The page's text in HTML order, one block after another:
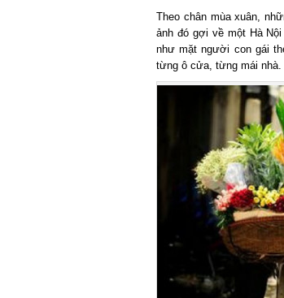
Theo chân mùa xuân,
ảnh đó gợi về một Hà
như mặt người con gái
từng ô cửa, từng mái nhà.